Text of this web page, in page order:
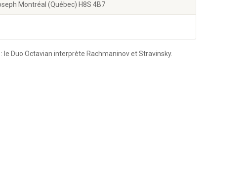
Montréal (Québec) H8S 4B7
le Duo Octavian interprète Rachmaninov et Stravinsky.